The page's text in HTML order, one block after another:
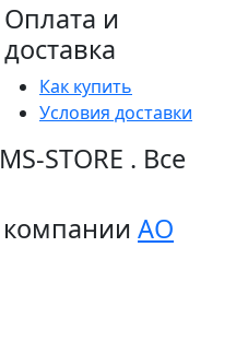
Оплата и
доставка
Как купить
Условия доставки
STORE . Все
АО